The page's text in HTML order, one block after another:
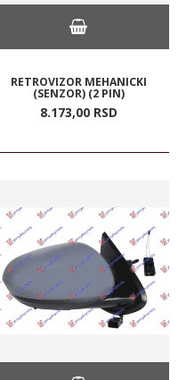
RETROVIZOR MEHANICKI
(SENZOR) (2 PIN)
8.173,00 RSD